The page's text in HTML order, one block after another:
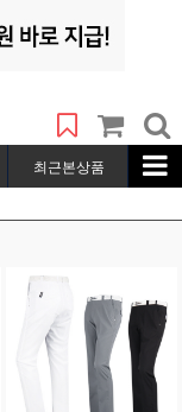
최근본상품